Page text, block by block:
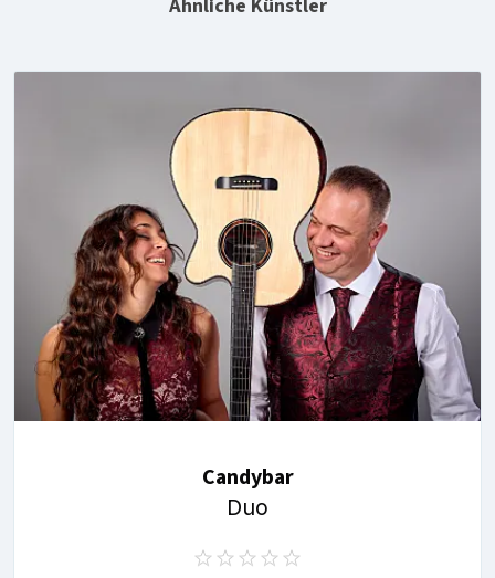
Ähnliche Künstler
Candybar
Duo